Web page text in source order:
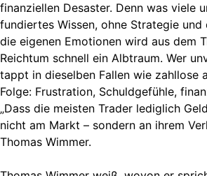
finanziellen Desaster. Denn was viele
fundiertes Wissen, ohne Strategie und
die eigenen Emotionen wird aus dem
Reichtum schnell ein Albtraum. Wer
tappt in dieselben Fallen wie zahllose
Folge: Frustration, Schuldgefühle,
„Dass die meisten Trader lediglich
nicht am Markt – sondern an ihrem
Thomas Wimmer.